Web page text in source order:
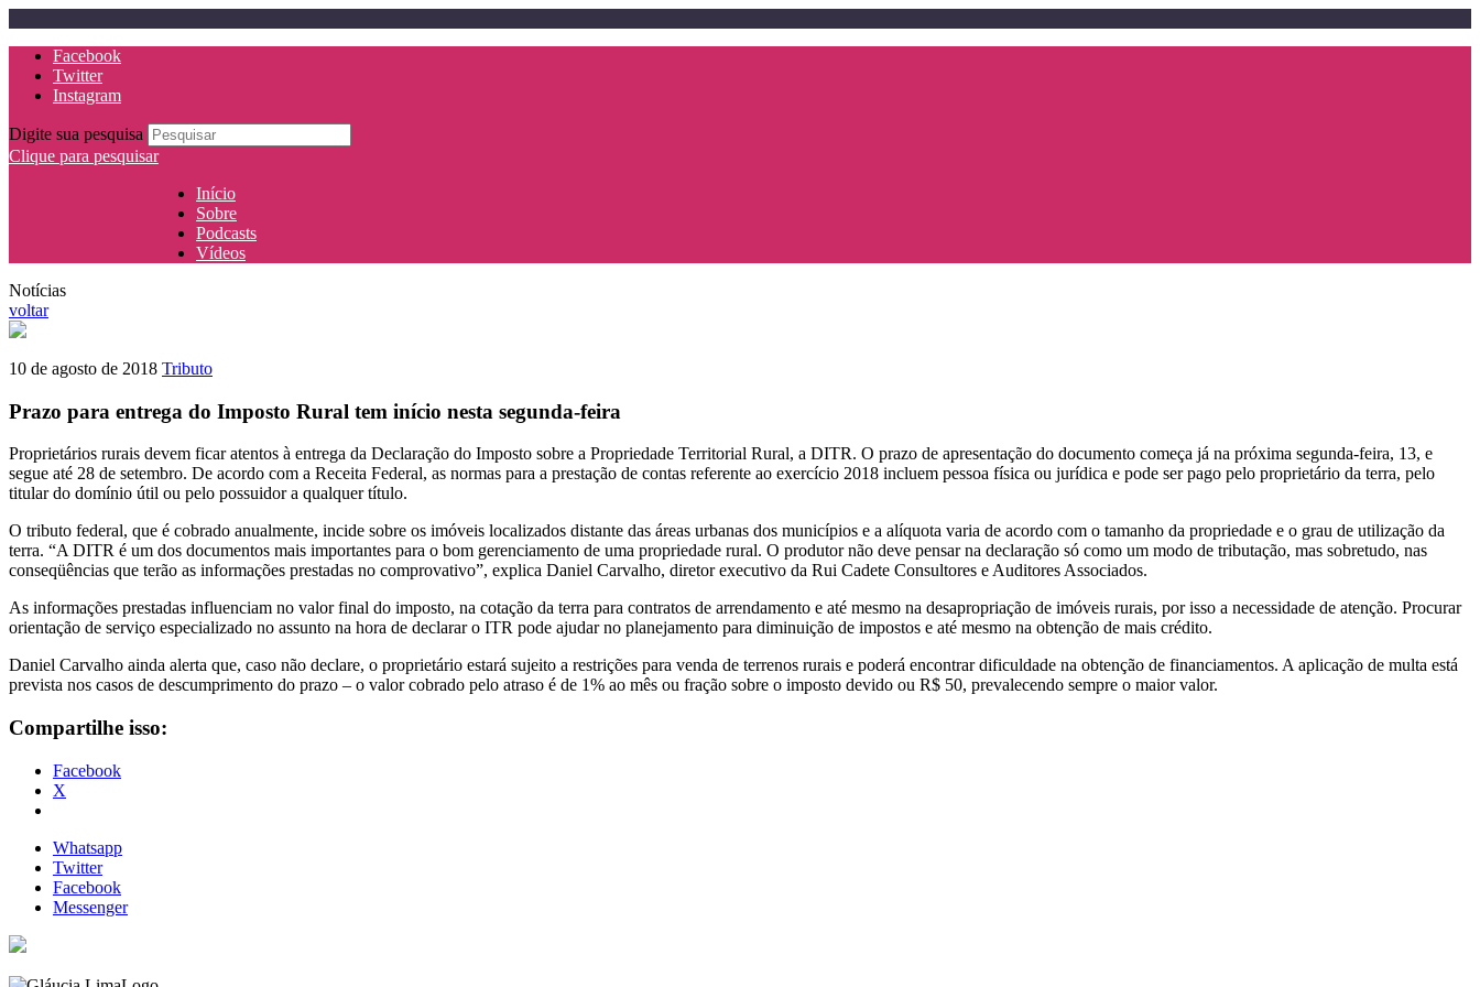
Facebook
Twitter
Instagram
Digite sua pesquisa
Clique para pesquisar
Início
Sobre
Podcasts
Vídeos
Notícias
voltar
10 de agosto de 2018 Tributo
Prazo para entrega do Imposto Rural tem início nesta segunda-feira
Proprietários rurais devem ficar atentos à entrega da Declaração do Imposto sobre a Propriedade Territorial Rural, a DITR. O prazo de apresentação do documento começa já na próxima segunda-feira, 13, e
segue até 28 de setembro. De acordo com a Receita Federal, as normas para a prestação de contas referente ao exercício 2018 incluem pessoa física ou jurídica e pode ser pago pelo proprietário da terra, pelo
titular do domínio útil ou pelo possuidor a qualquer título.
O tributo federal, que é cobrado anualmente, incide sobre os imóveis localizados distante das áreas urbanas dos municípios e a alíquota varia de acordo com o tamanho da propriedade e o grau de utilização da
terra. “A DITR é um dos documentos mais importantes para o bom gerenciamento de uma propriedade rural. O produtor não deve pensar na declaração só como um modo de tributação, mas sobretudo, nas
conseqüências que terão as informações prestadas no comprovativo”, explica Daniel Carvalho, diretor executivo da Rui Cadete Consultores e Auditores Associados.
As informações prestadas influenciam no valor final do imposto, na cotação da terra para contratos de arrendamento e até mesmo na desapropriação de imóveis rurais, por isso a necessidade de atenção. Procurar
orientação de serviço especializado no assunto na hora de declarar o ITR pode ajudar no planejamento para diminuição de impostos e até mesmo na obtenção de mais crédito.
Daniel Carvalho ainda alerta que, caso não declare, o proprietário estará sujeito a restrições para venda de terrenos rurais e poderá encontrar dificuldade na obtenção de financiamentos. A aplicação de multa está
prevista nos casos de descumprimento do prazo – o valor cobrado pelo atraso é de 1% ao mês ou fração sobre o imposto devido ou R$ 50, prevalecendo sempre o maior valor.
Compartilhe isso:
Facebook
X
Whatsapp
Twitter
Facebook
Messenger